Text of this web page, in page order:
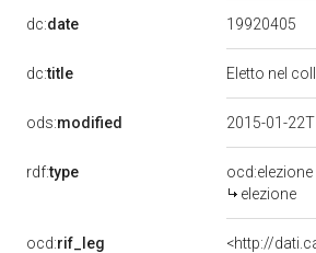
dc:date 19920405
dc:title Eletto nel
ods:modified 2015-01-
rdf:type
ocd:elezione
elezione
ocd:rif_leg
<http://